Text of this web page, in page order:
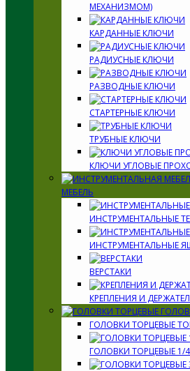
МЕХАНИЗМОМ)
КАРДАННЫЕ КЛЮЧИ
РАДИУСНЫЕ КЛЮЧИ
РАЗВОДНЫЕ КЛЮЧИ
СТАРТЕРНЫЕ КЛЮЧИ
ТРУБНЫЕ КЛЮЧИ
КЛЮЧИ УГЛОВЫЕ
МЕБЕЛЬ
ИНСТРУМЕНТАЛЬНЫЕ
ИНСТРУМЕНТАЛЬНЫЕ
ВЕРСТАКИ
КРЕПЛЕНИЯ И
ГОЛОВКИ ТОРЦЕВЫЕ
ГОЛОВКИ ТОРЦЕВЫЕ 1/